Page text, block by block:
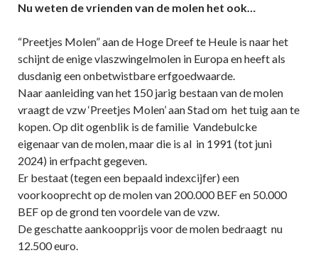
Nu weten de vrienden van de molen het ook…
“Preetjes Molen” aan de Hoge Dreef te Heule is naar het
schijnt de enige vlaszwingelmolen in Europa en heeft als
dusdanig een onbetwistbare erfgoedwaarde.
Naar aanleiding van het 150 jarig bestaan van de molen
vraagt de vzw ‘Preetjes Molen’ aan Stad om het tuig aan te
kopen. Op dit ogenblik is de familie Vandebulcke
eigenaar van de molen, maar die is al in 1991 (tot juni
2024) in erfpacht gegeven.
Er bestaat (tegen een bepaald indexcijfer) een
voorkooprecht op de molen van 200.000 BEF en 50.000
BEF op de grond ten voordele van de vzw.
De geschatte aankoopprijs voor de molen bedraagt nu
12.500 euro.